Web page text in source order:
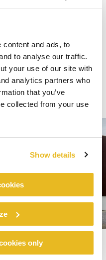
content and ads, to
to analyse our traffic.
your use of our site with
analytics partners who
that you’ve
collected from your use
Show details
only